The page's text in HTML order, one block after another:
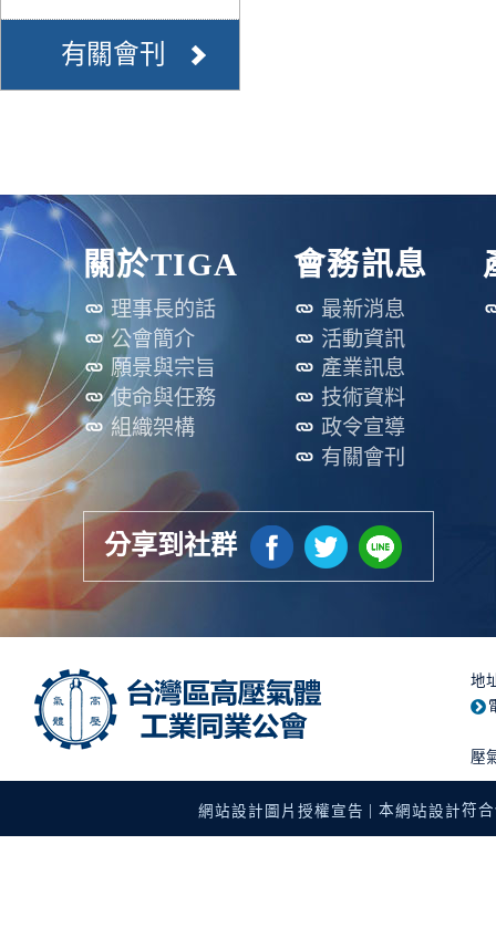
有關會刊
關於TIGA
理事長的話
公會簡介
願景與宗旨
使命與任務
組織架構
會務訊息
最新消息
活動資訊
產業訊息
技術資料
政令宣導
有關會刊
分享到社群
地
壓
網站設計圖片授權宣告 | 本網站設計符